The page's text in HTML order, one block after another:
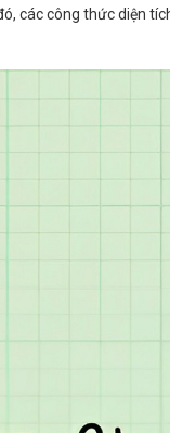
các công thức diện